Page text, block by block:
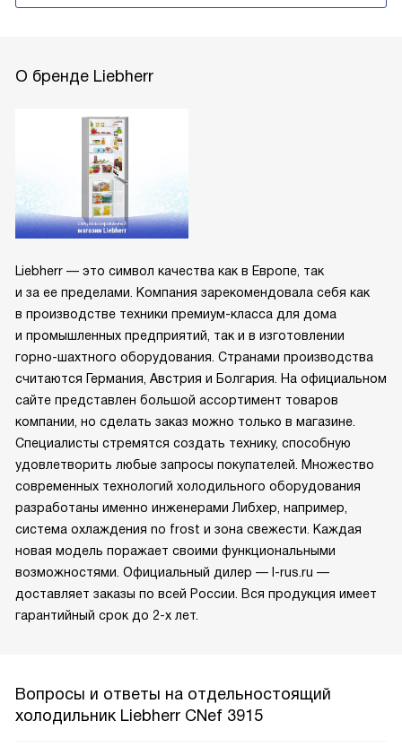
О бренде Liebherr
Liebherr — это символ качества как в Европе, так
и за ее пределами. Компания зарекомендовала себя как
в производстве техники премиум-класса для дома
и промышленных предприятий, так и в изготовлении
горно-шахтного оборудования. Странами производства
считаются Германия, Австрия и Болгария. На официальном
сайте представлен большой ассортимент товаров
компании, но сделать заказ можно только в магазине.
Специалисты стремятся создать технику, способную
удовлетворить любые запросы покупателей. Множество
современных технологий холодильного оборудования
разработаны именно инженерами Либхер, например,
система охлаждения no frost и зона свежести. Каждая
новая модель поражает своими функциональными
возможностями. Официальный дилер — l-rus.ru —
доставляет заказы по всей России. Вся продукция имеет
гарантийный срок до 2-х лет.
Вопросы и ответы на отдельностоящий
холодильник Liebherr CNef 3915